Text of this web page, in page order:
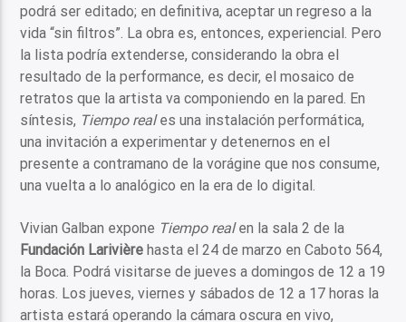
podrá ser editado; en definitiva, aceptar un regreso a la
vida “sin filtros”. La obra es, entonces, experiencial. Pero
la lista podría extenderse, considerando la obra el
resultado de la performance, es decir, el mosaico de
retratos que la artista va componiendo en la pared. En
síntesis, Tiempo reales una instalación performática,
una invitación a experimentar y detenernos en el
presente a contramano de la vorágine que nos consume,
una vuelta a lo analógico en la era de lo digital.
Vivian Galban expone Tiempo realen la sala 2 de la
Fundación Larivière hasta el 24 de marzo en Caboto 564,
la Boca. Podrá visitarse de jueves a domingos de 12 a 19
horas. Los jueves, viernes y sábados de 12 a 17 horas la
artista estará operando la cámara oscura en vivo,